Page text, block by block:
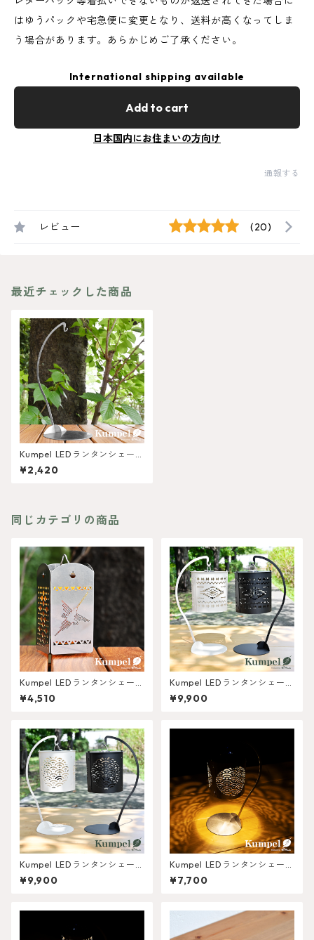
はゆうパックや宅急便に変更となり、送料が高くなってしま
う場合があります。あらかじめご了承ください。
International shipping available
Add to cart
日本国内にお住まいの方向け
通報する
レビュー (20)
最近チェックした商品
Kumpel LEDランタンシェード
スタンド
¥2,420
同じカテゴリの商品
Kumpel LEDランタンシェード
Ⅼight [ナスカ］
¥4,510
Kumpel LEDランタンシェード
スタンドセット Colors：ネイ
ティブ
¥9,900
Kumpel LEDランタンシェード
スタンドセット Colors：青海
波
¥9,900
Kumpel LEDランタンシェード
青海波柄 スタンドset
¥7,700